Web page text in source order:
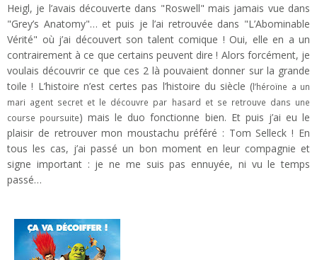
Heigl, je l’avais découverte dans "Roswell" mais jamais vue dans
"Grey’s Anatomy"… et puis je l’ai retrouvée dans "L’Abominable
Vérité" où j’ai découvert son talent comique ! Oui, elle en a un
contrairement à ce que certains peuvent dire ! Alors forcément, je
voulais découvrir ce que ces 2 là pouvaient donner sur la grande
toile ! L’histoire n’est certes pas l’histoire du siècle(l’héroïne a un
mari agent secret et le découvre par hasard et se retrouve dans une
course poursuite) mais le duo fonctionne bien. Et puis j’ai eu le
plaisir de retrouver mon moustachu préféré : Tom Selleck ! En
tous les cas, j’ai passé un bon moment en leur compagnie et
signe important : je ne me suis pas ennuyée, ni vu le temps
passé…